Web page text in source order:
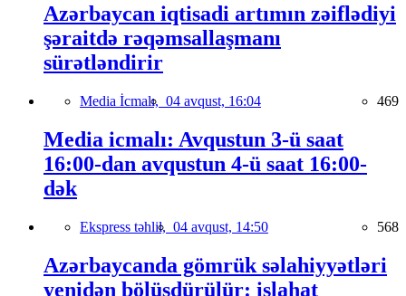
Azərbaycan iqtisadi artımın zəiflədiyi
şəraitdə rəqəmsallaşmanı
sürətləndirir
Media İcmalı, 04 avqust, 16:04 469
Media icmalı: Avqustun 3-ü saat
16:00-dan avqustun 4-ü saat 16:00-
dək
Ekspress təhlil, 04 avqust, 14:50 568
Azərbaycanda gömrük səlahiyyətləri
yenidən bölüşdürülür: islahat